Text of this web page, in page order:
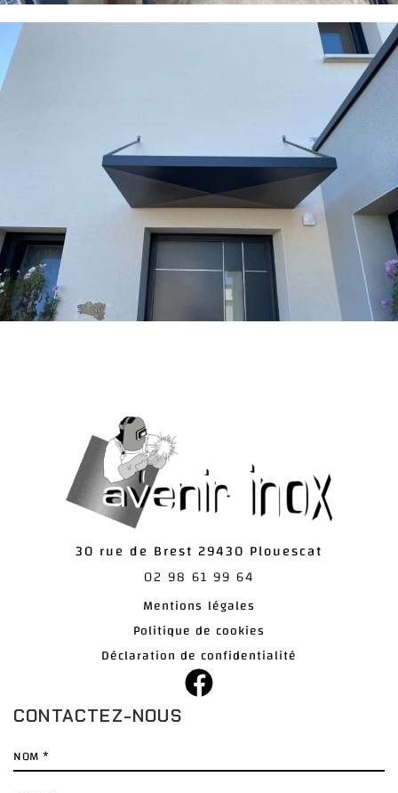
30 rue de Brest 29430 Plouescat
02 98 61 99 64
Mentions légales
Politique de cookies
Déclaration de confidentialité
CONTACTEZ-NOUS
Nom *